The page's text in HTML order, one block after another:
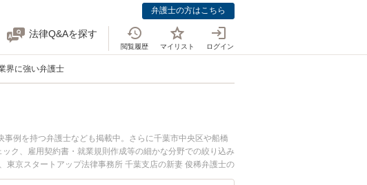
弁護士の方はこちら
法律Q&Aを探す
閲覧履歴 マイリスト ログイン
界に強い弁護士
例を持つ弁護士なども掲載中。さらに千葉市中央区や船橋
ク、雇用契約書・就業規則作成等の細かな分野での絞り込み
京スタートアップ法律事務所 千葉支店の新妻 俊稀弁護士の
ブルを今すぐに弁護士に相談したい』『人材・HR業界のト